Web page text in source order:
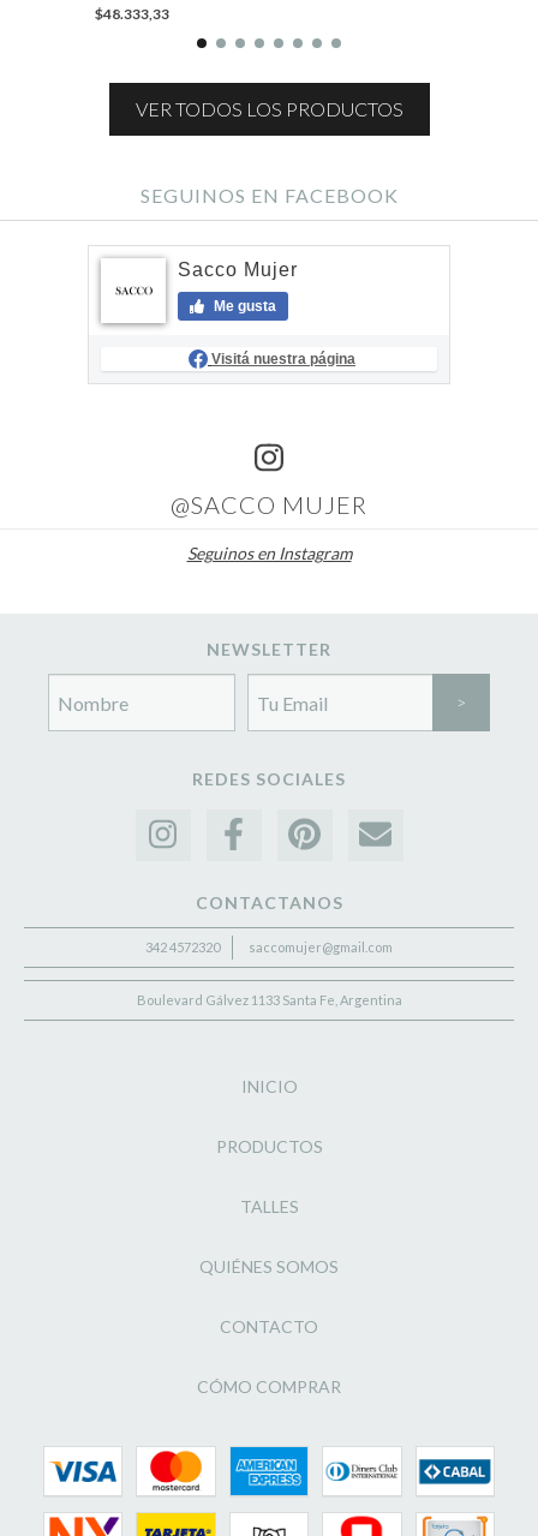
$48.333,33
VER TODOS LOS PRODUCTOS
SEGUINOS EN FACEBOOK
Sacco Mujer
Me gusta
Visitá nuestra página
@SACCO MUJER
Seguinos en Instagram
NEWSLETTER
REDES SOCIALES
CONTACTANOS
342 4572320 saccomujer@gmail.com
Boulevard Gálvez 1133 Santa Fe, Argentina
INICIO
PRODUCTOS
TALLES
QUIÉNES SOMOS
CONTACTO
CÓMO COMPRAR